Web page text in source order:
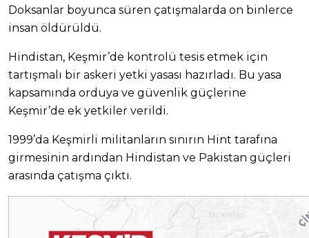
Doksanlar boyunca süren çatışmalarda on binlerce
insan öldürüldü.
Hindistan, Keşmir’de kontrolü tesis etmek için
tartışmalı bir askeri yetki yasası hazırladı. Bu yasa
kapsamında orduya ve güvenlik güçlerine
Keşmir’de ek yetkiler verildi.
1999’da Keşmirli militanların sınırın Hint tarafına
girmesinin ardından Hindistan ve Pakistan güçleri
arasında çatışma çıktı.